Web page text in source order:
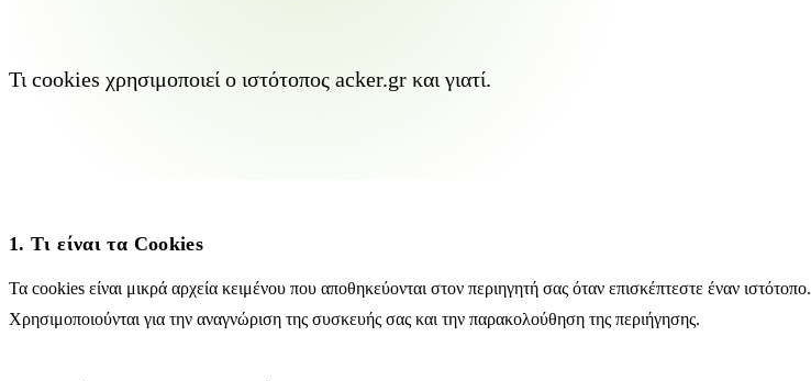
Τι cookies χρησιμοποιεί ο ιστότοπος acker.gr και γιατί.
1. Τι είναι τα Cookies
Τα cookies είναι μικρά αρχεία κειμένου που αποθηκεύονται στον περιηγητή σας όταν επισκέπτεστε έναν ιστότοπο.
Χρησιμοποιούνται για την αναγνώριση της συσκευής σας και την παρακολούθηση της περιήγησης.